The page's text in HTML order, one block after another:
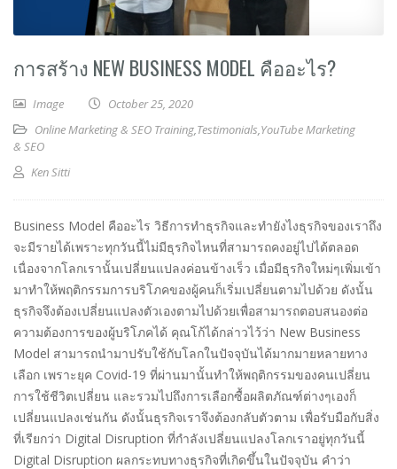
การสร้าง NEW BUSINESS MODEL คืออะไร?
Image
October 25, 2020
Online Marketing & SEO Training,Testimonials,YouTube Marketing
& SEO
Ken Sitti
Business Model คืออะไร วิธีการทำธุรกิจและทำยังไงธุรกิจของเราถึง
จะมีรายได้เพราะทุกวันนี้ไม่มีธุรกิจไหนที่สามารถคงอยู่ไปได้ตลอด
เนื่องจากโลกเรานั้นเปลี่ยนแปลงค่อนข้างเร็ว เมื่อมีธุรกิจใหม่ๆเพิ่มเข้า
มาทำให้พฤติกรรมการบริโภคของผู้คนก็เริ่มเปลี่ยนตามไปด้วย ดังนั้น
ธุรกิจจึงต้องเปลี่ยนแปลงตัวเองตามไปด้วยเพื่อสามารถตอบสนองต่อ
ความต้องการของผู้บริโภคได้ คุณโก้ได้กล่าวไว้ว่า New Business
Model สามารถนำมาปรับใช้กับโลกในปัจจุบันได้มากมายหลายทาง
เลือก เพราะยุค Covid-19 ที่ผ่านมานั้นทำให้พฤติกรรมของคนเปลี่ยน
การใช้ชีวิตเปลี่ยน และรวมไปถึงการเลือกซื้อผลิตภัณฑ์ต่างๆเองก็
เปลี่ยนแปลงเช่นกัน ดังนั้นธุรกิจเราจึงต้องกลับตัวตาม เพื่อรับมือกับสิ่ง
ที่เรียกว่า Digital Disruption ที่กำลังเปลี่ยนแปลงโลกเราอยู่ทุกวันนี้
Digital Disruption ผลกระทบทางธุรกิจที่เกิดขึ้นในปัจจุบัน คำว่า